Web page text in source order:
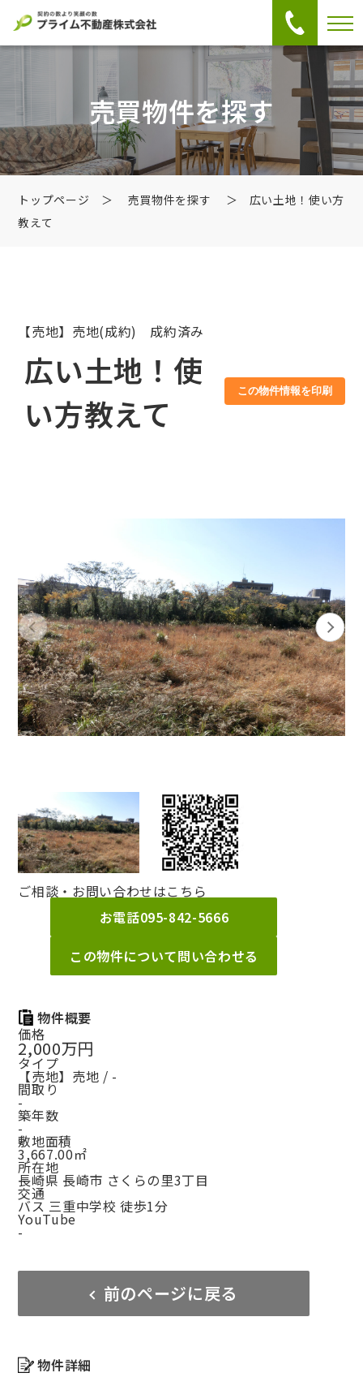
売買物件を探す
トップページ ＞ 売買物件を探す
＞ 広い土地！使い方
教えて
【売地】売地(成約) 成約済み
広い土地！使
い方教えて
この物件情報を印刷
ご相談・お問い合わせはこちら
お電話095-842-5666
この物件について問い合わせる
物件概要
価格
2,000万円
タイプ
【売地】売地 / -
間取り
-
築年数
-
敷地面積
3,667.00㎡
所在地
長崎県 長崎市 さくらの里3丁目
交通
バス 三重中学校 徒歩1分
YouTube
-
前のページに戻る
物件詳細